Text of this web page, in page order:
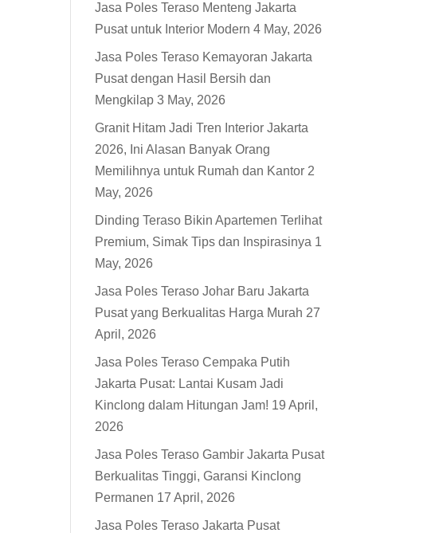
Jasa Poles Teraso Menteng Jakarta
Pusat untuk Interior Modern 4 May, 2026
Jasa Poles Teraso Kemayoran Jakarta
Pusat dengan Hasil Bersih dan
Mengkilap 3 May, 2026
Granit Hitam Jadi Tren Interior Jakarta
2026, Ini Alasan Banyak Orang
Memilihnya untuk Rumah dan Kantor 2
May, 2026
Dinding Teraso Bikin Apartemen Terlihat
Premium, Simak Tips dan Inspirasinya 1
May, 2026
Jasa Poles Teraso Johar Baru Jakarta
Pusat yang Berkualitas Harga Murah 27
April, 2026
Jasa Poles Teraso Cempaka Putih
Jakarta Pusat: Lantai Kusam Jadi
Kinclong dalam Hitungan Jam! 19 April,
2026
Jasa Poles Teraso Gambir Jakarta Pusat
Berkualitas Tinggi, Garansi Kinclong
Permanen 17 April, 2026
Jasa Poles Teraso Jakarta Pusat